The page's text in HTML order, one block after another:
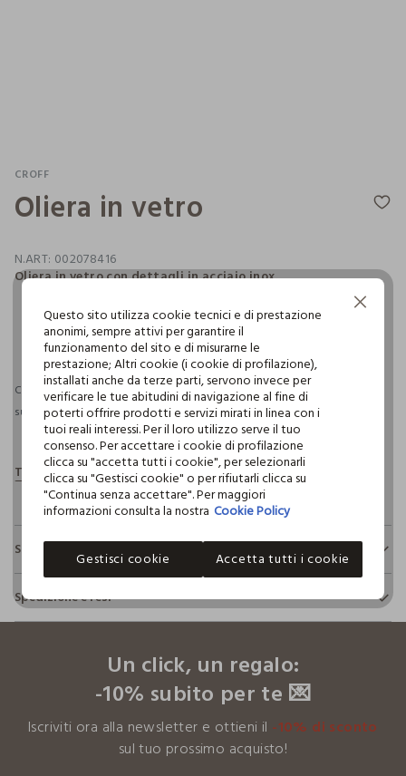
CROFF
Oliera in vetro
N.ART: 002078416
Oliera in vetro con dettagli in acciaio inox.
pdp.loyalty.section.advantages
Consegna prevista entro il 09/08/2026 e spedizione gratuita per ordini
superiori a 30€ se possiedi una CROFF Club.Maggiori informazioni
Sostenibilità e trasparenza
Sicurezza
Il 100% dei nostri articoli viene sottoposto a test chimico-
fisici, per verificarne il rispetto dei limiti che abbiamo
restrittivi rispetto a quelli previsti dalla normativa
internazionale.
Clicca qui per vedere i dettagli
I nostri fornitori
Spedizione e resi
Un click, un regalo:
-10% subito per te 💌
Iscriviti ora alla newsletter e ottieni il -10% di sconto
sul tuo prossimo acquisto!
Questo sito utilizza cookie tecnici e di prestazione
anonimi, sempre attivi per garantire il
funzionamento del sito e di misurarne le
prestazione; Altri cookie (i cookie di profilazione),
installati anche da terze parti, servono invece per
verificare le tue abitudini di navigazione al fine di
poterti offrire prodotti e servizi mirati in linea con i
tuoi reali interessi. Per il loro utilizzo serve il tuo
consenso. Per accettare i cookie di profilazione
clicca su "accetta tutti i cookie", per selezionarli
clicca su "Gestisci cookie" o per rifiutarli clicca su
"Continua senza accettare". Per maggiori
informazioni consulta la nostra Cookie Policy
Gestisci cookie Accetta tutti i cookie
Continua senza accettare